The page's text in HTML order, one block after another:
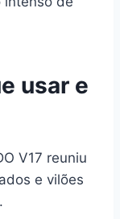
usar e
V17 reuniu
e vilões